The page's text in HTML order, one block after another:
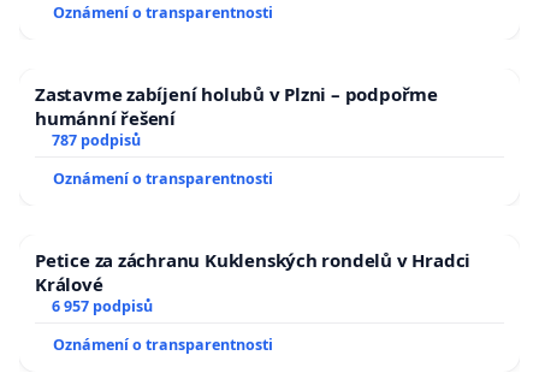
Oznámení o transparentnosti
Zastavme zabíjení holubů v Plzni – podpořme
humánní řešení
787 podpisů
Oznámení o transparentnosti
Petice za záchranu Kuklenských rondelů v Hradci
Králové
6 957 podpisů
Oznámení o transparentnosti